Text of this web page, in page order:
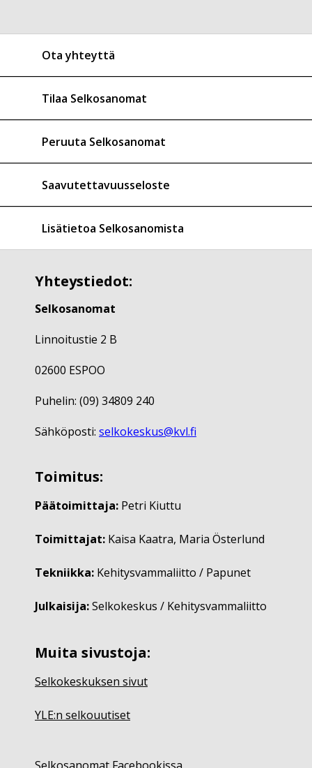
Ota yhteyttä
Tilaa Selkosanomat
Peruuta Selkosanomat
Saavutettavuusseloste
Lisätietoa Selkosanomista
Yhteystiedot:
Selkosanomat
Linnoitustie 2 B
02600 ESPOO
Puhelin: (09) 34809 240
Sähköposti: selkokeskus@kvl.fi
Toimitus:
Päätoimittaja: Petri Kiuttu
Toimittajat: Kaisa Kaatra, Maria Österlund
Tekniikka: Kehitysvammaliitto / Papunet
Julkaisija:Selkokeskus / Kehitysvammaliitto
Muita sivustoja:
Selkokeskuksen sivut
YLE:n selkouutiset